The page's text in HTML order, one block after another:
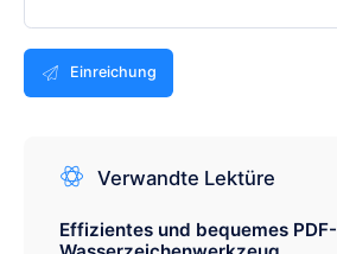
Einreichung
Verwandte Lektüre
Effizientes und bequemes PDF-